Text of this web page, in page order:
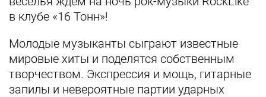
в клубе «16 Тонн»!
Молодые музыканты сыграют известные
мировые хиты и поделятся собственным
творчеством. Экспрессия и мощь, гитарные
запилы и невероятные партии ударных